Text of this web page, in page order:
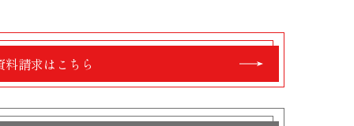
料請求はこちら